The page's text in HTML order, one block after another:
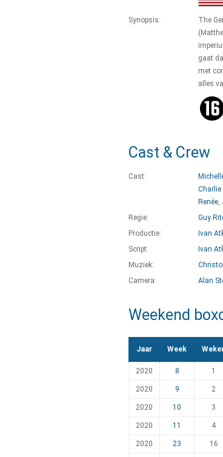
Synopsis:
The
gaat
met
alles
Cast & Crew
Cast:
Charlie
Renée,
Regie:
Guy
Productie:
Ivan
Script:
Ivan
Muziek:
Camera:
Alan
Weekend
Jaar Week
2020 8 1
2020 9 2
2020 10 3
2020 11 4
2020 23 16